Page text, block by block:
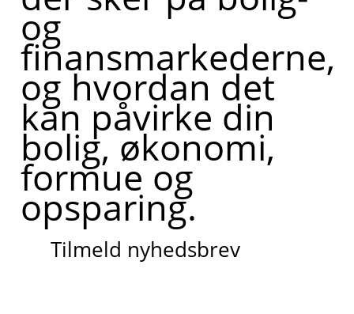
og
finansmarkederne,
og hvordan det
kan påvirke din
bolig, økonomi,
formue og
opsparing.
Tilmeld nyhedsbrev